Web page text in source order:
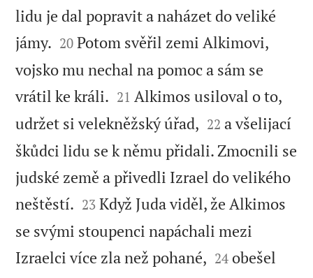
lidu je dal popravit a naházet do veliké
jámy. 

20 Potom svěřil zemi Alkimovi,
vojsko mu nechal na pomoc a sám se
vrátil ke králi. 

21 Alkimos usiloval o to,
udržet si velekněžský úřad, 

22 a všelijací
škůdci lidu se k němu přidali. Zmocnili se
judské země a přivedli Izrael do velikého
neštěstí. 

23 Když Juda viděl, že Alkimos
se svými stoupenci napáchali mezi
Izraelci více zla než pohané, 

24 obešel